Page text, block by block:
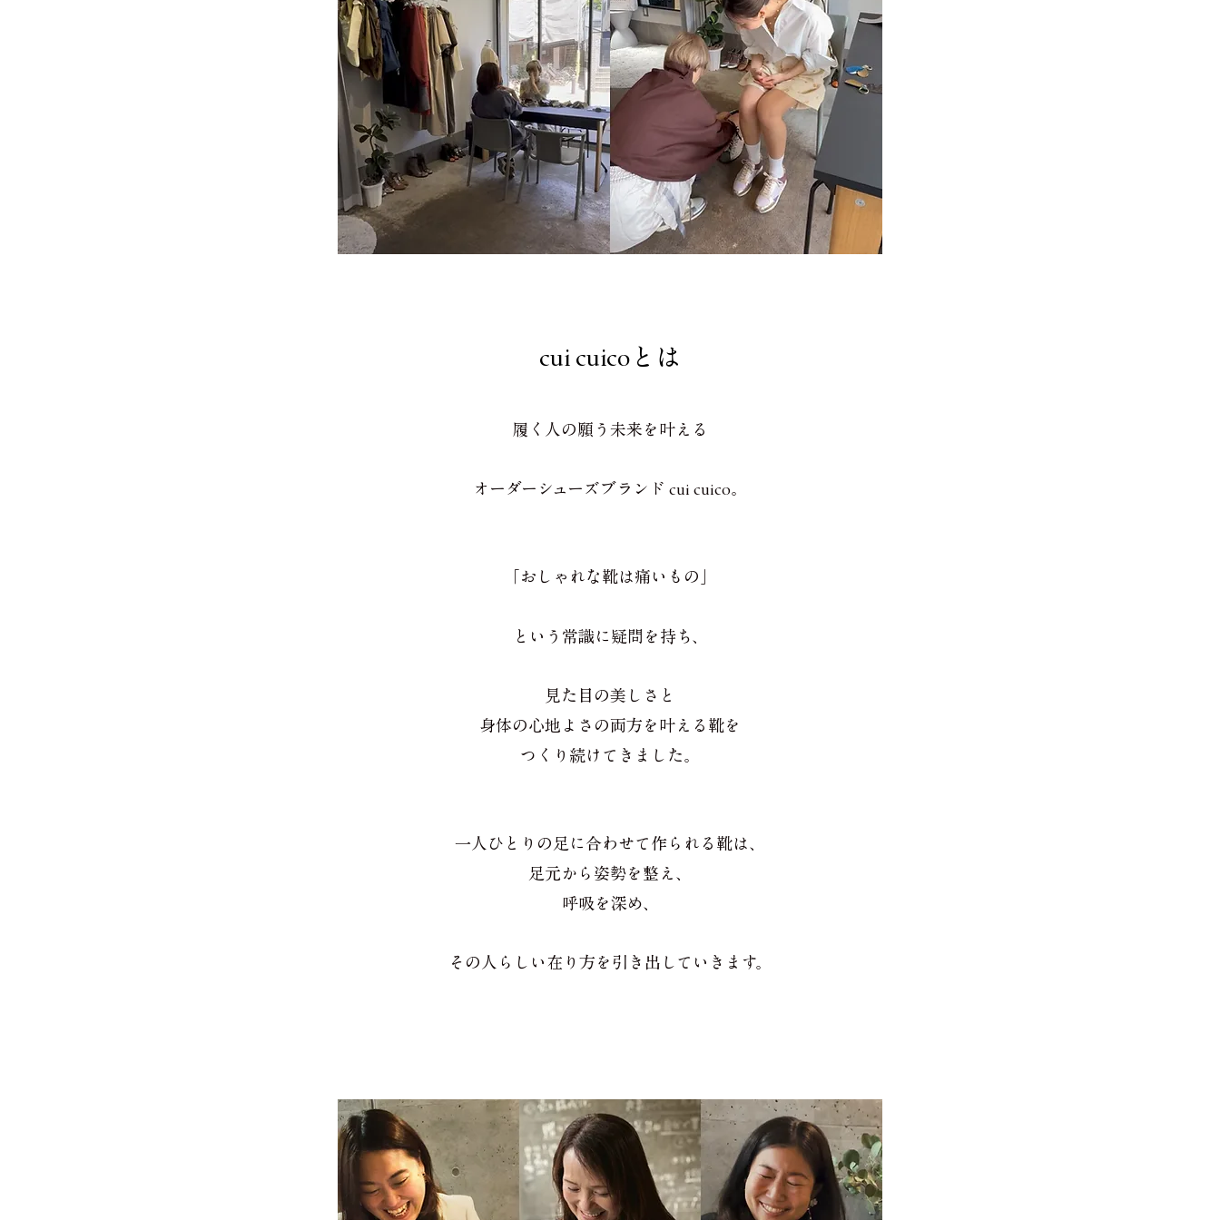
cui cuicoとは
履く人の願う未来を叶える
オーダーシューズブランド cui cuico。
「おしゃれな靴は痛いもの」
という常識に疑問を持ち、
見た目の美しさと
身体の心地よさの両方を叶える靴を
つくり続けてきました。
一人ひとりの足に合わせて作られる靴は、
足元から姿勢を整え、
呼吸を深め、
その人らしい在り方を引き出していきます。